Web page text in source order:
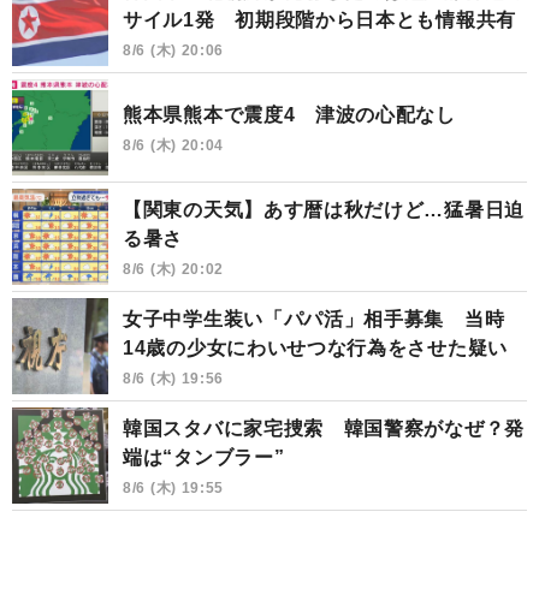
サイル1発 初期段階から日本とも情報共有
8/6 (木) 20:06
熊本県熊本で震度4 津波の心配なし
8/6 (木) 20:04
【関東の天気】あす暦は秋だけど…猛暑日迫
る暑さ
8/6 (木) 20:02
女子中学生装い「パパ活」相手募集 当時
14歳の少女にわいせつな行為をさせた疑い
8/6 (木) 19:56
韓国スタバに家宅捜索 韓国警察がなぜ？発
端は“タンブラー”
8/6 (木) 19:55